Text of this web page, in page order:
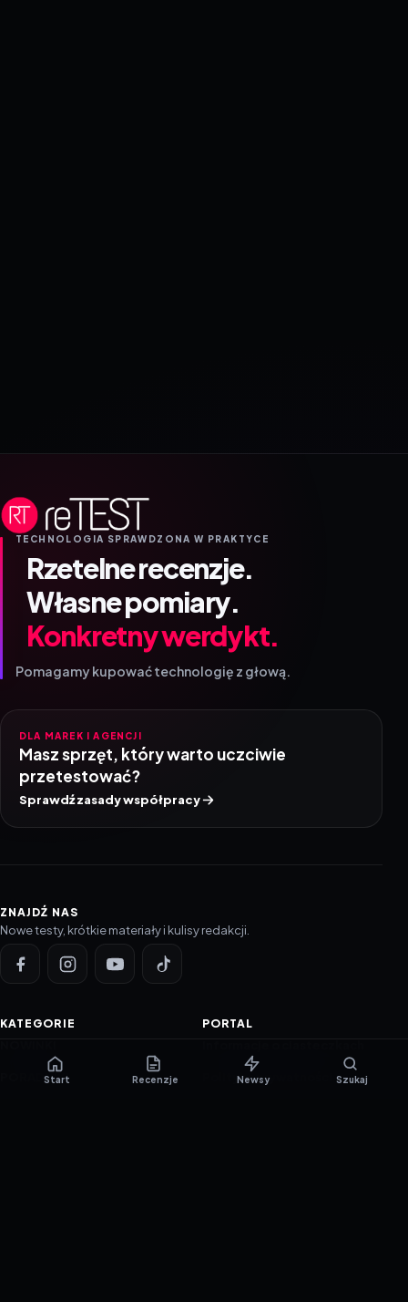
TECHNOLOGIA SPRAWDZONA W PRAKTYCE
Rzetelne recenzje.
Własne pomiary.
Konkretny werdykt.
Pomagamy kupować technologię z głową.
DLA MAREK I AGENCJI
Masz sprzęt, który warto uczciwie
przetestować?
Sprawdź zasady współpracy
ZNAJDŹ NAS
Nowe testy, krótkie materiały i kulisy redakcji.
KATEGORIE
PORADNIKI
PORTAL
Polityka prywatności
Start Recenzje Newsy Szukaj